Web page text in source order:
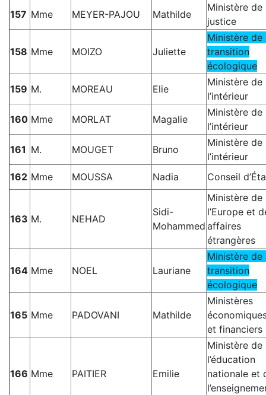
157 Mme MEYER-PAJOU Mathilde
Ministère de
justice
158 Mme MOIZO Juliette
Ministère de
transition
écologique
159 M. MOREAU Elie
Ministère de
l’intérieur
160 Mme MORLAT Magalie
Ministère de
l’intérieur
161 M. MOUGET Bruno
Ministère de
l’intérieur
162 Mme MOUSSA Nadia Conseil
163 M. NEHAD
Sidi-
Mohammed
Ministère de
l’Europe et
affaires
étrangères
164 Mme NOEL Lauriane
Ministère de
transition
écologique
165 Mme PADOVANI Mathilde
Ministères
et financiers
166 Mme PAITIER Emilie
Ministère de
l’éducation
nationale et